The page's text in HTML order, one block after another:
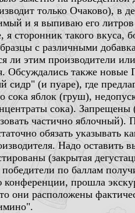
только Очаково), в
и я выпиваю его литров
я сторонник такого
с различными
ли этим производители
Обсуждались также
сидр" (и пуаре), где
сока яблок (груш),
сока). Запрещены
частично яблочный).
обязать указывать
Надо
(закрытая
по баллам
прошла
они расположены